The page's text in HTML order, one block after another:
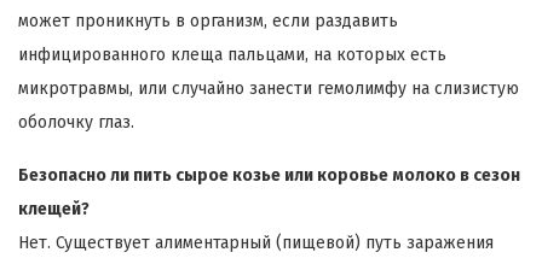
может проникнуть в организм, если раздавить
инфицированного клеща пальцами, на которых есть
микротравмы, или случайно занести гемолимфу на слизистую
оболочку глаз.
Безопасно ли пить сырое козье или коровье молоко в сезон
клещей?
Нет. Существует алиментарный (пищевой) путь заражения